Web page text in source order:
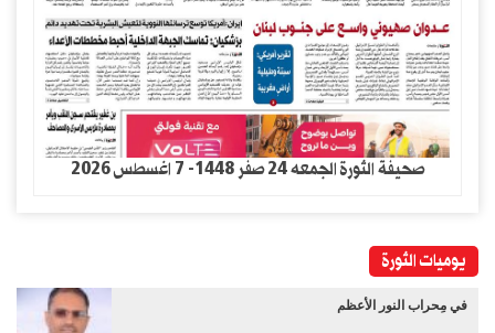
صحيفة الثورة الجمعه 24 صفر 1448- 7 اغسطس 2026
يوميات الثورة
في مِحراب النور الأعظم